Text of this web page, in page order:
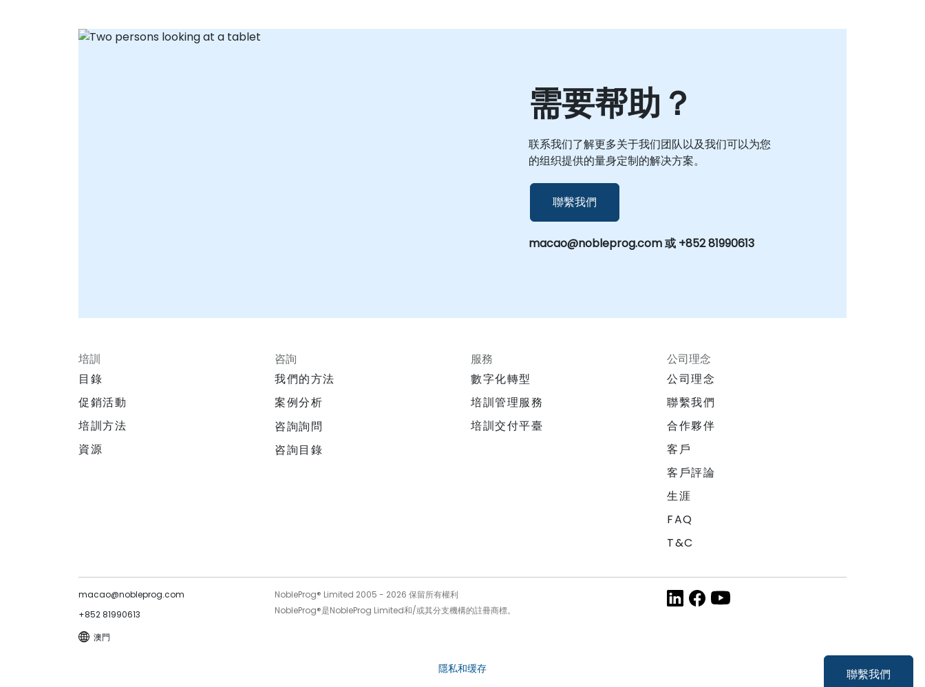
聯繫我們
需要帮助？
联系我们了解更多关于我们团队以及我们可以为您
的组织提供的量身定制的解决方案。
聯繫我們
macao@nobleprog.com 或 +852 81990613
培訓
目錄
促銷活動
培訓方法
資源
咨詢
我們的方法
案例分析
咨詢詢問
咨詢目錄
服務
數字化轉型
培訓管理服務
培訓交付平臺
公司理念
公司理念
聯繫我們
合作夥伴
客戶
客戶評論
生涯
FAQ
T&C
macao@nobleprog.com
+852 81990613
澳門
NobleProg® Limited 2005 - 2026 保留所有權利
NobleProg®是NobleProg Limited和/或其分支機構的註冊商標。
隱私和缓存